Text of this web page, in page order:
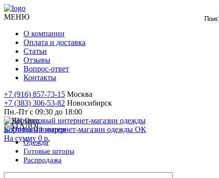
МЕНЮ
О компании
Оплата и доставка
Статьи
Отзывы
Вопрос-ответ
Контакты
+7 (916) 857-73-15 Москва
+7 (383) 306-53-82 Новосибирск
Пн.-Пт с 09:30 до 18:00
Корзина 0товаров
На сумму 0 р.
КАТАЛОГ
Одежда
Готовые шторы
Распродажа